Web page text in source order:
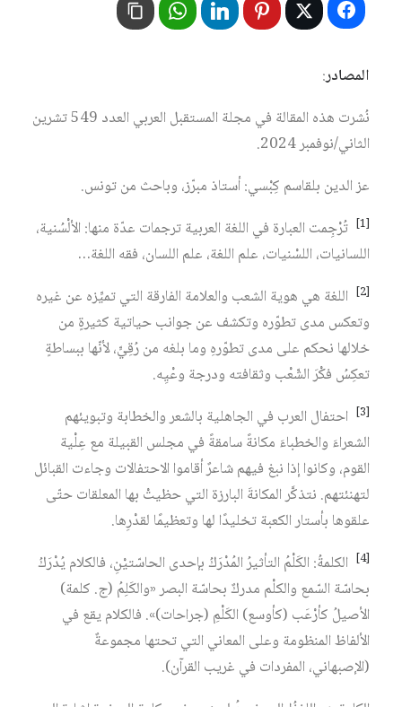
المصادر:
نُشرت هذه المقالة في مجلة المستقبل العربي العدد 549 تشرين
الثاني/نوفمبر 2024.
عز الدين بلقاسم كِبْسي: أستاذ مبرّز، وباحث من تونس.
[1]
تُرْجِمت العبارة في اللغة العربية ترجمات عدّة منها: الألْسُنية،
اللسانيات، اللسْنيات، علم اللغة، علم اللسان، فقه اللغة…
[2]
اللغة هي هوية الشعب والعلامة الفارقة التي تميِّزه عن غيره
وتعكس مدى تطوّره وتكشف عن جوانب حياتية كثيرةٍ من
خلالها نحكم على مدى تطوّرهِ وما بلغه من رُقِيٍّ، لأنّها ببساطةٍ
تعكِسُ فكْرَ الشّعْب وثقافته ودرجة وعْيِه.
[3]
احتفال العرب في الجاهلية بالشعر والخطابة وتبويئهم
الشعراءَ والخطباءَ مكانةً سامقةً في مجلس القبيلة مع عِلْية
القوم، وكانوا إذا نبغ فيهم شاعرٌ أقاموا الاحتفالات وجاءت القبائل
لتهنئتهم. نتذكَّر المكانةَ البارزة التي حظيتْ بها المعلقات حتّى
علقوها بأستار الكعبة تخليدًا لها وتعظيمًا لقدْرِها.
[4]
الكلمةُ: الكَلْمُ التأثيرُ المُدْرَكُ بإحدى الحاسّتيْنِ، فالكلام يُدْرَكُ
بحاسّة السّمع والكلْم مدركٌ بحاسّة البصر «والكَلِمُ (ج. كلمة)
الأصيلُ كأرْعَب (كأوسع) الكَلْمِ (جراحات)». فالكلام يقع في
الألفاظ المنظومة وعلى المعاني التي تحتها مجموعةٌ
(الإصبهاني، المفردات في غريب القرآن).